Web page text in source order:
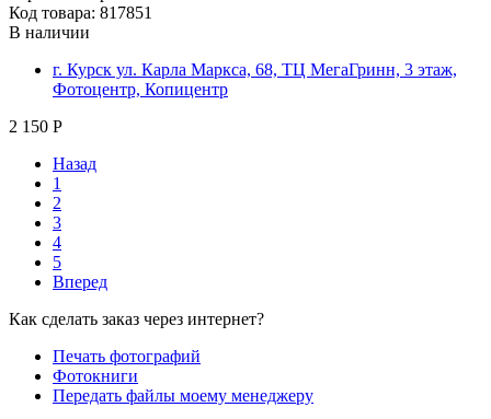
Код товара: 817851
В наличии
г. Курск ул. Карла Маркса, 68, ТЦ МегаГринн, 3 этаж,
Фотоцентр, Копицентр
2 150 Р
Назад
1
2
3
4
5
Вперед
Как сделать заказ через интернет?
Печать фотографий
Фотокниги
Передать файлы моему менеджеру